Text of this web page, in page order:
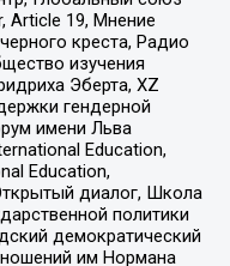
Article 19, Мнение
креста, Радио
изучения
Эберта, XZ
гендерной
имени Льва
Education,
Education,
диалог, Школа
политики
демократический
им Нормана